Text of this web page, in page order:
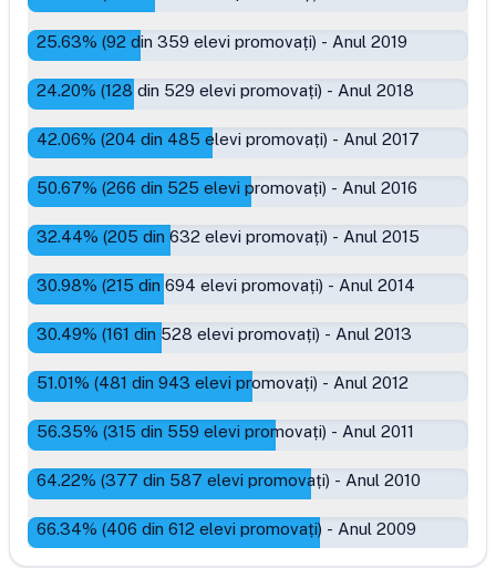
25.63% (92 din 359 elevi promovați) - Anul 2019
24.20% (128 din 529 elevi promovați) - Anul 2018
42.06% (204 din 485 elevi promovați) - Anul 2017
50.67% (266 din 525 elevi promovați) - Anul 2016
32.44% (205 din 632 elevi promovați) - Anul 2015
30.98% (215 din 694 elevi promovați) - Anul 2014
30.49% (161 din 528 elevi promovați) - Anul 2013
51.01% (481 din 943 elevi promovați) - Anul 2012
56.35% (315 din 559 elevi promovați) - Anul 2011
64.22% (377 din 587 elevi promovați) - Anul 2010
66.34% (406 din 612 elevi promovați) - Anul 2009